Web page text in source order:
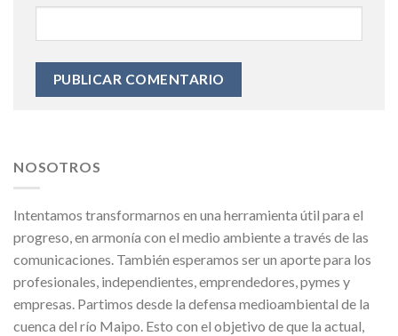
NOSOTROS
Intentamos transformarnos en una herramienta útil para el
progreso, en armonía con el medio ambiente a través de las
comunicaciones. También esperamos ser un aporte para los
profesionales, independientes, emprendedores, pymes y
empresas. Partimos desde la defensa medioambiental de la
cuenca del río Maipo. Esto con el objetivo de que la actual,